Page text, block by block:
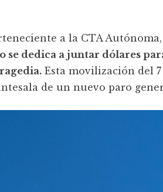
a la CTA Autónoma,
se dedica a juntar dólares
Esta movilización del 7
de un nuevo paro